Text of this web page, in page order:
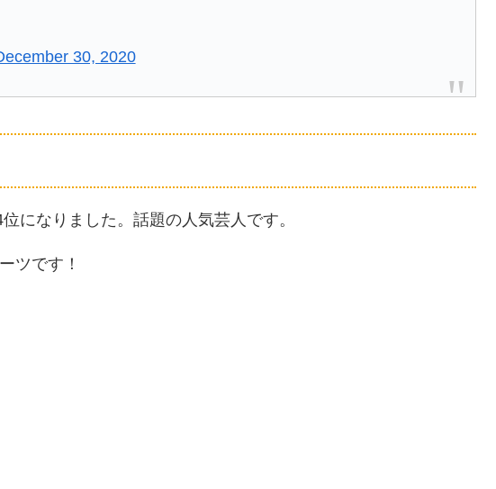
30, 2020
になりました。話題の人気芸人です。
ツです！